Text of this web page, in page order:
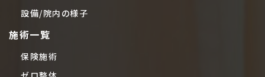
設備/院内の様子
施術一覧
保険施術